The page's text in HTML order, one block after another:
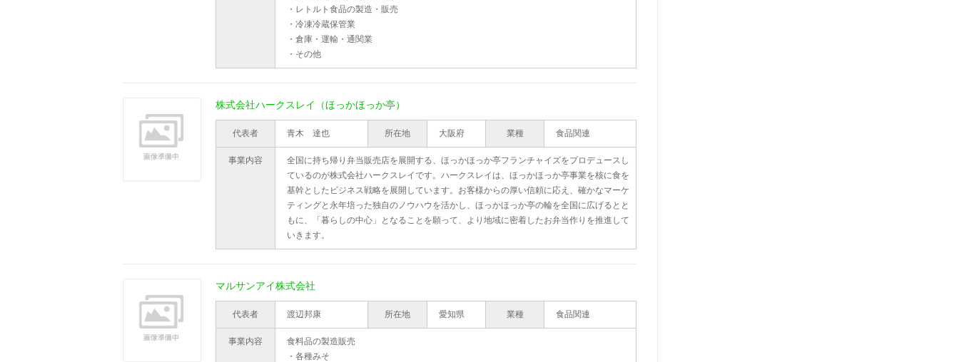
・レトルト食品の製造・販売
・冷凍冷蔵保管業
・倉庫・運輸・通関業
・その他
株式会社ハークスレイ（ほっかほっか亭）
代表者 青木 達也 所在地 大阪府 業種 食品関連
事業内容
全国に持ち帰り弁当販売店を展開する、ほっかほっか亭フランチャイズをプロデュースし
ているのが株式会社ハークスレイです。ハークスレイは、ほっかほっか亭事業を核に食を
基幹としたビジネス戦略を展開しています。お客様からの厚い信頼に応え、確かなマーケ
ティングと永年培った独自のノウハウを活かし、ほっかほっか亭の輪を全国に広げるとと
もに、「暮らしの中心」となることを願って、より地域に密着したお弁当作りを推進して
いきます。
マルサンアイ株式会社
代表者 渡辺邦康 所在地 愛知県 業種 食品関連
事業内容
食料品の製造販売
・各種みそ